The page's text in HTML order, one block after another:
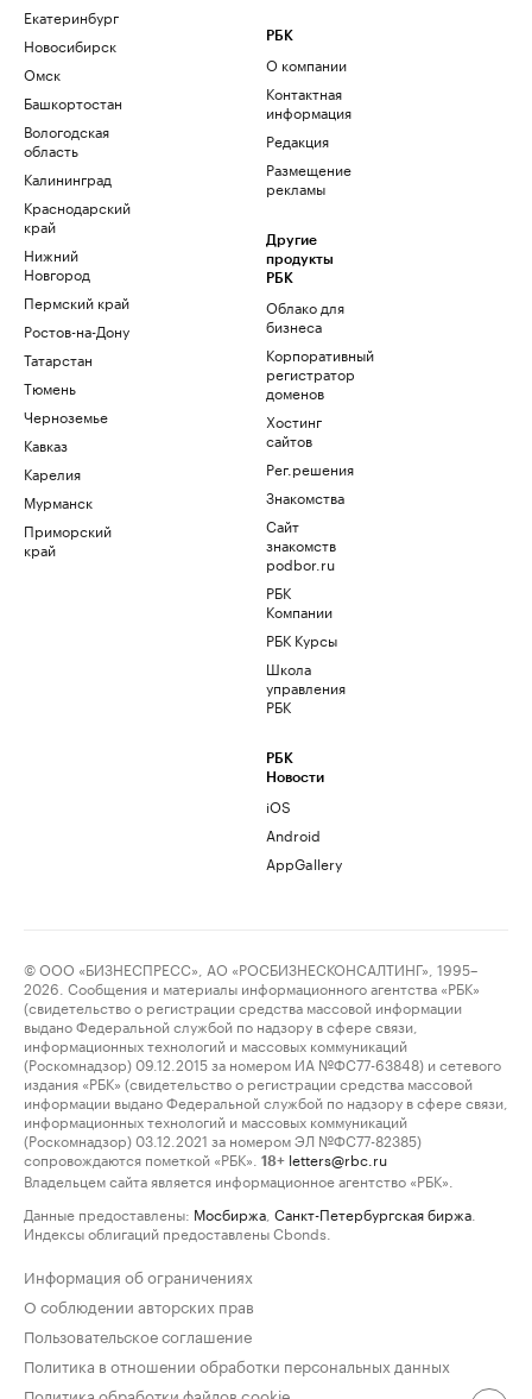
Екатеринбург
Новосибирск
Омск
Башкортостан
Вологодская
область
Калининград
Краснодарский
край
Нижний
Новгород
Пермский край
Ростов-на-Дону
Татарстан
Тюмень
Черноземье
Кавказ
Карелия
Мурманск
Приморский
край
РБК
О компании
Контактная
информация
Редакция
Размещение
рекламы
Другие
продукты
РБК
Облако для
бизнеса
Корпоративный
регистратор
доменов
Хостинг
сайтов
Рег.решения
Знакомства
Сайт
знакомств
podbor.ru
РБК
Компании
РБК Курсы
Школа
управления
РБК
РБК
Новости
iOS
Android
AppGallery
© ООО «БИЗНЕСПРЕСС», АО «РОСБИЗНЕСКОНСАЛТИНГ», 1995–
2026. Сообщения и материалы информационного агентства «РБК»
(свидетельство о регистрации средства массовой информации
выдано Федеральной службой по надзору в сфере связи,
информационных технологий и массовых коммуникаций
(Роскомнадзор) 09.12.2015 за номером ИА №ФС77-63848) и сетевого
издания «РБК» (свидетельство о регистрации средства массовой
информации выдано Федеральной службой по надзору в сфере связи,
информационных технологий и массовых коммуникаций
(Роскомнадзор) 03.12.2021 за номером ЭЛ №ФС77-82385)
сопровождаются пометкой «РБК».
18+ letters@rbc.ru
Владельцем сайта является информационное агентство «РБК».
Данные предоставлены: Мосбиржа Санкт-Петербургская биржа
Индексы облигаций предоставлены Cbonds.
Информация об ограничениях
О соблюдении авторских прав
Пользовательское соглашение
Политика в отношении обработки персональных данных
Политика обработки файлов cookie